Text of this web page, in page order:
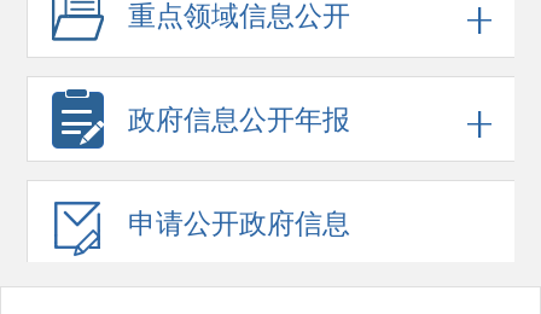
重点领域信息公开
政府信息公开年报
申请公开政府信息